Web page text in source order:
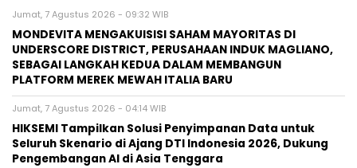
Jumat, 7 Agustus 2026 - 09:32 WIB
MONDEVITA MENGAKUISISI SAHAM MAYORITAS DI
UNDERSCORE DISTRICT, PERUSAHAAN INDUK MAGLIANO,
SEBAGAI LANGKAH KEDUA DALAM MEMBANGUN
PLATFORM MEREK MEWAH ITALIA BARU
Jumat, 7 Agustus 2026 - 04:14 WIB
HIKSEMI Tampilkan Solusi Penyimpanan Data untuk
Seluruh Skenario di Ajang DTI Indonesia 2026, Dukung
Pengembangan AI di Asia Tenggara